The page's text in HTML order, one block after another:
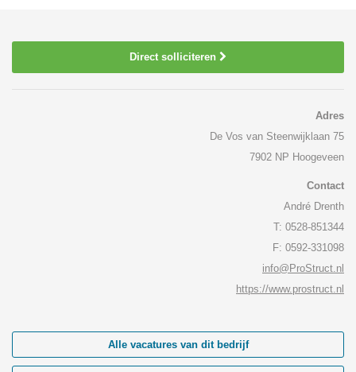
Direct solliciteren
Adres
De Vos van Steenwijklaan 75
7902 NP Hoogeveen
Contact
André Drenth
T: 0528-851344
F: 0592-331098
info@ProStruct.nl
https://www.prostruct.nl
Alle vacatures van dit bedrijf